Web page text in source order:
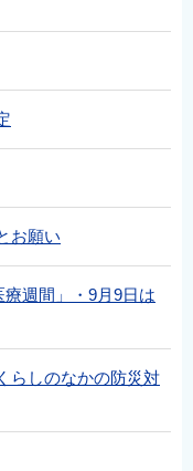
お願い
週間」・9月9日は
らしのなかの防災対